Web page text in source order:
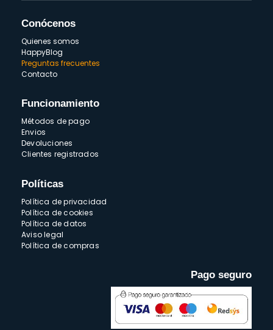
Conócenos
Quienes somos
HappyBlog
Preguntas frecuentes
Contacto
Funcionamiento
Métodos de pago
Envios
Devoluciones
Clientes registrados
Políticas
Política de privacidad
Política de cookies
Política de datos
Aviso legal
Política de compras
Pago seguro